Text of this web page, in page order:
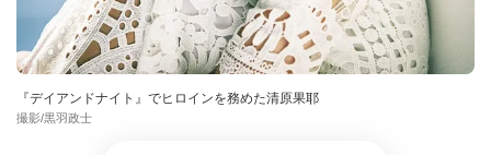
『デイアンドナイト』でヒロインを務めた清原果耶
撮影/黒羽政士